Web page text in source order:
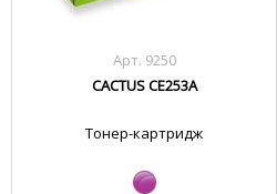
Арт. 9250
CACTUS CE253A
Тонер-картридж